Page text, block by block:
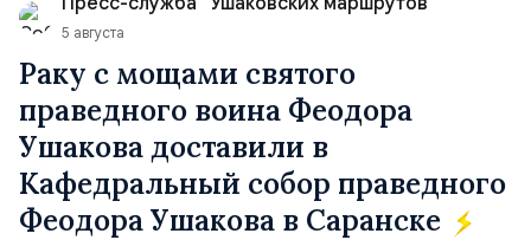
Ираном...
5 августа
Раку с мощами святого
праведного воина Феодора
Ушакова доставили в
Кафедральный собор праведного
Феодора Ушакова в Саранске